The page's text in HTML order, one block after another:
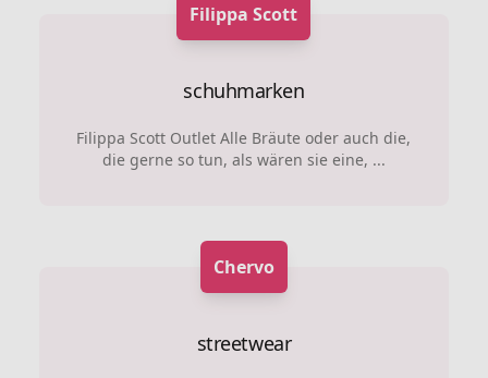
Filippa Scott
schuhmarken
Filippa Scott Outlet Alle Bräute oder auch die,
die gerne so tun, als wären sie eine, ...
Chervo
streetwear